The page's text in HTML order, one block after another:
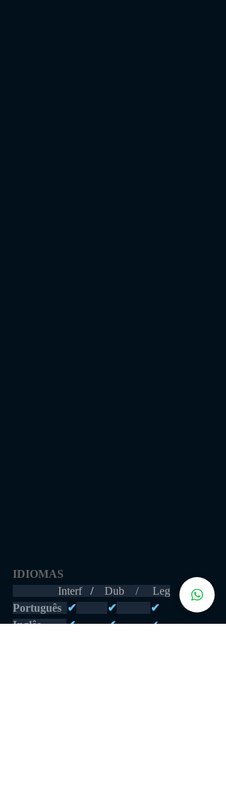
IDIOMAS
                Interf
/ Dub    /     Leg
Português ✔ ✔
✔
Inglês ✔           ✔ ✔